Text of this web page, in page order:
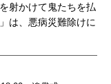
射かけて鬼たちを払
は、悪病災難除けに